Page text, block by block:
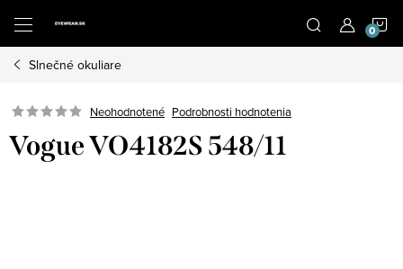
obsah
Slnečné okuliare
Neohodnotené Podrobnosti hodnotenia
Vogue VO4182S 548/11